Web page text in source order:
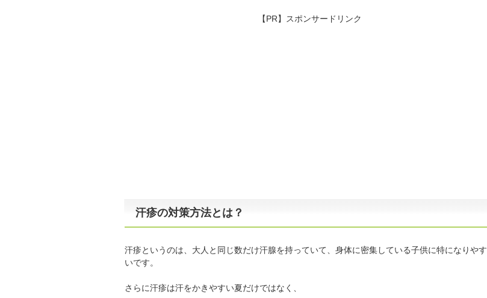
【PR】スポンサードリンク
汗疹の対策方法とは？
汗疹というのは、大人と同じ数だけ汗腺を持っていて、身体に密集している子供に特になりやす
いです。
さらに汗疹は汗をかきやすい夏だけではなく、